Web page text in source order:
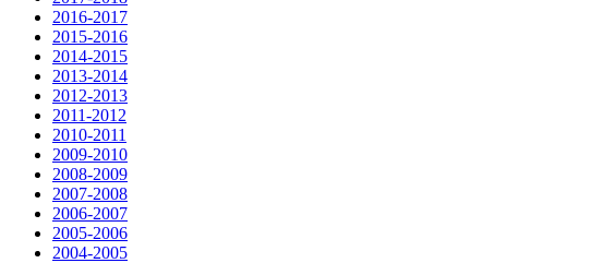
2016-2017
2015-2016
2014-2015
2013-2014
2012-2013
2011-2012
2010-2011
2009-2010
2008-2009
2007-2008
2006-2007
2005-2006
2004-2005